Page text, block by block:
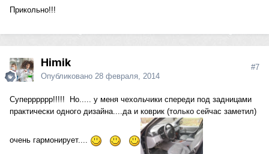
Прикольно!!!
Himik
Опубликовано 28 февраля, 2014
#7
Суперррррр!!!!! Но..... у меня чехольчики спереди под задницами
практически одного дизайна....да и коврик (только сейчас заметил)
очень гармонирует....